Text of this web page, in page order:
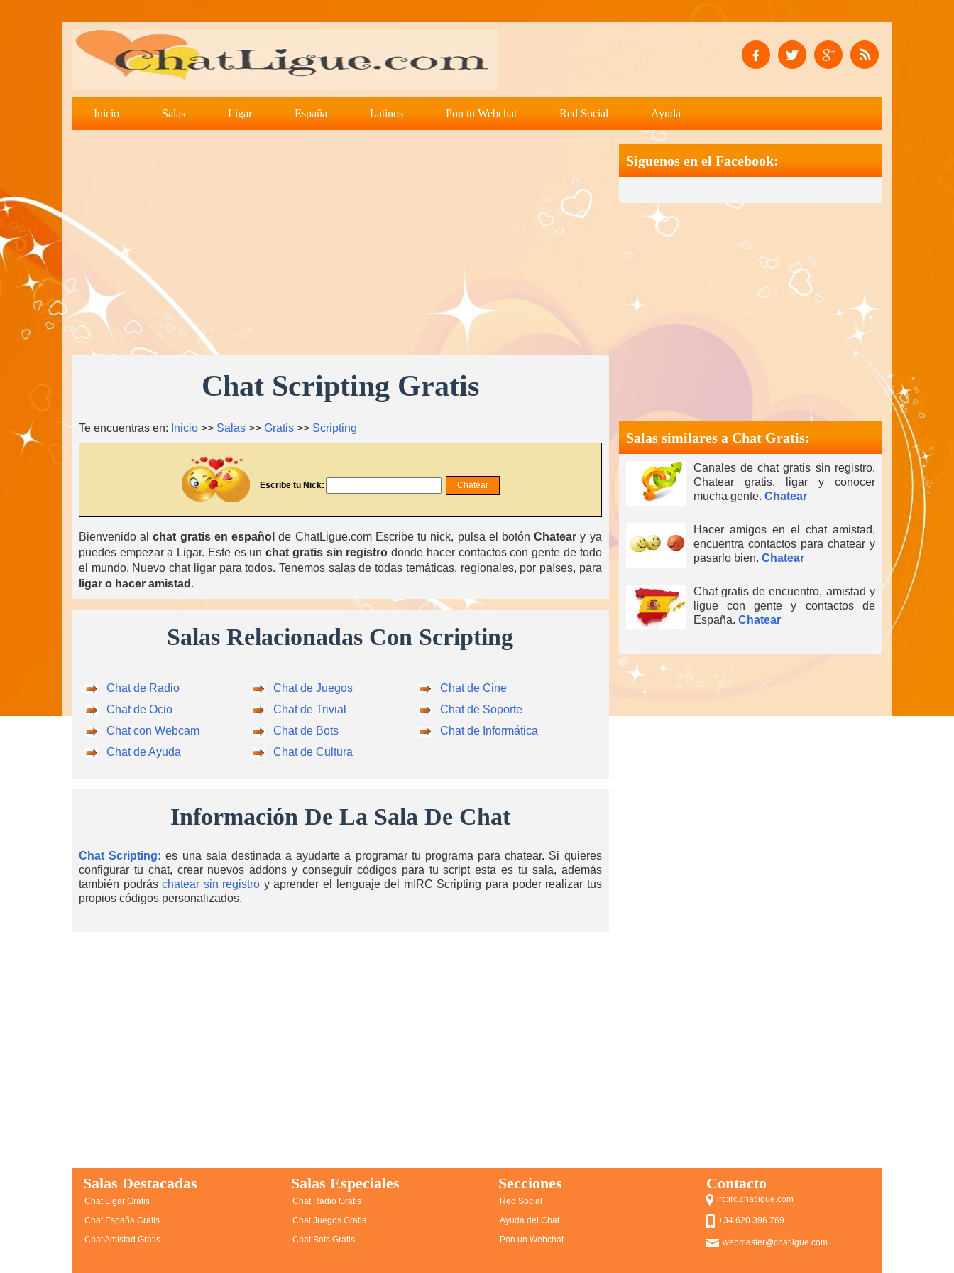
Inicio Salas Ligar España Latinos Pon tu Webchat Red Social Ayuda
Chat Scripting Gratis
Te encuentras en: Inicio >> Salas >> Gratis >> Scripting
Escribe tu Nick:
Bienvenido alchat gratis en español de ChatLigue.com Escribe tu nick, pulsa el botónChatear y ya
puedes empezar a Ligar. Este es unchat gratis sin registro donde hacer contactos con gente de todo
el mundo. Nuevo chat ligar para todos. Tenemos salas de todas temáticas, regionales, por países, para
ligar o hacer amistad .
Salas Relacionadas Con Scripting
Chat de Radio
Chat de Ocio
Chat con Webcam
Chat de Ayuda
Chat de Juegos
Chat de Trivial
Chat de Bots
Chat de Cultura
Chat de Cine
Chat de Soporte
Chat de Informática
Información De La Sala De Chat
Chat Scripting: es una sala destinada a ayudarte a programar tu programa para chatear. Si quieres
configurar tu chat, crear nuevos addons y conseguir códigos para tu script esta es tu sala, además
también podráschatear sin registro y aprender el lenguaje del mIRC Scripting para poder realizar tus
propios códigos personalizados.
Síguenos en el Facebook:
Salas similares a Chat Gratis:
Canales de chat gratis sin registro.
Chatear gratis, ligar y conocer
mucha gente. Chatear
Hacer amigos en el chat amistad,
encuentra contactos para chatear y
pasarlo bien. Chatear
Chat gratis de encuentro, amistad y
ligue con gente y contactos de
España. Chatear
Salas Destacadas
Chat Ligar Gratis
Chat España Gratis
Chat Amistad Gratis
Salas Especiales
Chat Radio Gratis
Chat Juegos Gratis
Chat Bots Gratis
Secciones
Red Social
Ayuda del Chat
Pon un Webchat
Contacto
irc:irc.chatligue.com
+34 620 396 769
webmaster@chatligue.com